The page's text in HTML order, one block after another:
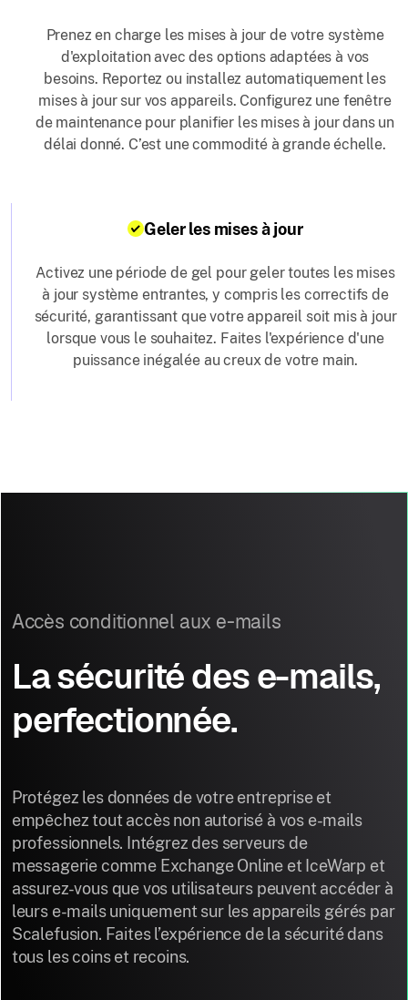
Prenez en charge les mises à jour de votre système
d'exploitation avec des options adaptées à vos
besoins. Reportez ou installez automatiquement les
mises à jour sur vos appareils. Configurez une fenêtre
de maintenance pour planifier les mises à jour dans un
délai donné. C’est une commodité à grande échelle.
Geler les mises à jour
Activez une période de gel pour geler toutes les mises
à jour système entrantes, y compris les correctifs de
sécurité, garantissant que votre appareil soit mis à jour
lorsque vous le souhaitez. Faites l'expérience d'une
puissance inégalée au creux de votre main.
Accès conditionnel aux e-mails
La sécurité des e-mails,
perfectionnée.
Protégez les données de votre entreprise et
empêchez tout accès non autorisé à vos e-mails
professionnels. Intégrez des serveurs de
messagerie comme Exchange Online et IceWarp et
assurez-vous que vos utilisateurs peuvent accéder à
leurs e-mails uniquement sur les appareils gérés par
Scalefusion. Faites l’expérience de la sécurité dans
tous les coins et recoins.